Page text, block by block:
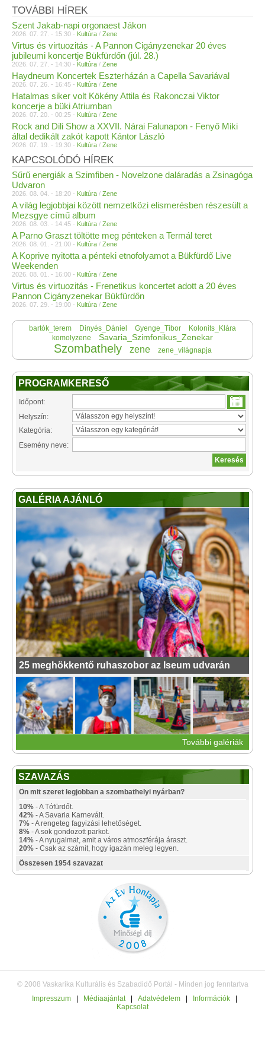
TOVÁBBI HÍREK
Szent Jakab-napi orgonaest Jákon
2026. 07. 27. - 15:30 - Kultúra / Zene
Virtus és virtuozitás - A Pannon Cigányzenekar 20 éves
jubileumi koncertje Bükfürdőn (júl. 28.)
2026. 07. 27. - 14:30 - Kultúra / Zene
Haydneum Koncertek Eszterházán a Capella Savariával
2026. 07. 26. - 16:45 - Kultúra / Zene
Hatalmas siker volt Kökény Attila és Rakonczai Viktor
koncerje a büki Atriumban
2026. 07. 20. - 00:25 - Kultúra / Zene
Rock and Dili Show a XXVII. Nárai Falunapon - Fenyő Miki
által dedikált zakót kapott Kántor László
2026. 07. 19. - 19:30 - Kultúra / Zene
KAPCSOLÓDÓ HÍREK
Sűrű energiák a Szimfiben - Novelzone daláradás a Zsinagóga
Udvaron
2026. 08. 04. - 18:20 - Kultúra / Zene
A világ legjobbjai között nemzetközi elismerésben részesült a
Mezsgye című album
2026. 08. 03. - 14:45 - Kultúra / Zene
A Parno Graszt töltötte meg pénteken a Termál teret
2026. 08. 01. - 21:00 - Kultúra / Zene
A Koprive nyitotta a pénteki etnofolyamot a Bükfürdő Live
Weekenden
2026. 08. 01. - 16:00 - Kultúra / Zene
Virtus és virtuozitás - Frenetikus koncertet adott a 20 éves
Pannon Cigányzenekar Bükfürdőn
2026. 07. 29. - 19:00 - Kultúra / Zene
bartók_terem Dinyés_Dániel Gyenge_Tibor
Kolonits_Klára
komolyzene
Savaria_Szimfonikus_Zenekar
Szombathely zene zene_világnapja
PROGRAMKERESŐ
Időpont:
Helyszín:
Kategória:
Esemény neve:
GALÉRIA AJÁNLÓ
25 meghökkentő ruhaszobor az Iseum udvarán
További galériák
SZAVAZÁS
Ön mit szeret legjobban a szombathelyi nyárban?
10% - A Tófürdőt.
42% - A Savaria Karnevált.
7% - A rengeteg fagyizási lehetőséget.
8% - A sok gondozott parkot.
14% - A nyugalmat, amit a város atmoszférája áraszt.
20% - Csak az számít, hogy igazán meleg legyen.
Összesen 1954 szavazat
© 2008 Vaskarika Kulturális és Szabadidő Portál - Minden jog fenntartva
Impresszum
Médiaajánlat Adatvédelem Információk
Kapcsolat